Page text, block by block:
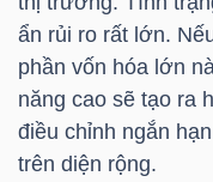
ẩn rủi ro rất lớn.
phần vốn hóa lớn
năng cao sẽ tạo ra
điều chỉnh ngắn
trên diện rộng.
TÀI
CHÍNH